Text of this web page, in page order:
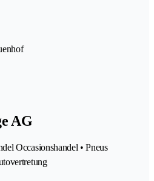
AG
Occasionshandel • Pneus